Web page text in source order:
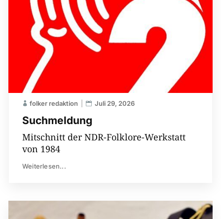
Suchmeldung
folker redaktion Juli 29, 2026
Mitschnitt der NDR-Folklore-Werkstatt
von 1984
Weiterlesen...